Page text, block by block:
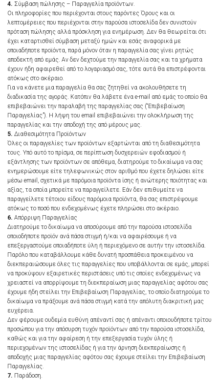
4. Σύμβαση πώλησης – Παραγγελία προϊόντων.
Οι πληροφορίες που περιέχονται στους παρόντες Όρους και οι
λεπτομέρειες που περιέχονται στην παρούσα ιστοσελίδα δεν συνιστούν
πρόταση πώλησης αλλά πρόσκληση για ενημέρωση. Δεν θα θεωρείται ότι
έχει καταρτισθεί σύμβαση μεταξύ ημών και εσάς αναφορικά με
οποιαδήποτε προϊόντα, παρά μόνον όταν η παραγγελία σας γίνει ρητώς
αποδεκτή από εμάς. Αν δεν δεχτούμε την παραγγελία σας και τα χρήματα
έχουν ήδη αφαιρεθεί από το λογαριασμό σας, τότε αυτά θα επιστρέφονται
ατόκως στο ακέραιο.
Για να κάνετε μια παραγγελία θα σας ζητηθεί να ακολουθήσετε τη
διαδικασία της αγοράς. Κατόπιν θα λάβετε ένα e-mail από εμάς το οποίο θα
επιβεβαιώνει την παραλαβή της παραγγελίας σας (“Επιβεβαίωση
Παραγγελίας”). Η λήψη του email επιβεβαιώνει την ολοκλήρωση της
παραγγελίας και την αποδοχή της από μέρους μας.
5. Διαθεσιμότητα Προϊόντων
Όλες οι παραγγελίες των προϊόντων εξαρτώνται από τη διαθεσιμότητα
τους. Υπό αυτό το πρίσμα, σε περίπτωση δυσχερειών εφοδιασμού ή
εξάντλησης των προϊόντων σε απόθεμα, διατηρούμε το δικαίωμα να σας
ενημερώσουμε είτε τηλεφωνικώς στον αριθμό που έχετε δηλώσει είτε
μέσω email, σχετικά με παρόμοια προϊόντα ίσης ή ανώτερης ποιότητας και
αξίας, τα οποία μπορείτε να παραγγείλετε. Εάν δεν επιθυμείτε να
παραγγείλετε τέτοιου είδους παρόμοια προϊόντα, θα σας επιστρέψουμε
ατόκως το ποσό που ενδεχομένως έχετε πληρώσει στο ακέραιο.
6. Απόρριψη Παραγγελίας
Διατηρούμε το δικαίωμα να αποσύρουμε από την παρούσα ιστοσελίδα
οποιοδήποτε προϊόν ανά πάσα στιγμή ή/και να αφαιρέσουμε ή να
επεξεργαστούμε οποιαδήποτε ύλη ή περιεχόμενο σε αυτήν την ιστοσελίδα.
Παρόλο που καταβάλλουμε κάθε δυνατή προσπάθεια προκειμένου να
διεκπεραιώσουμε όλες τις παραγγελίες που υποβάλλονται σε εμάς, μπορεί
να προκύψουν εξαιρετικές περιστάσεις υπό τις οποίες ενδεχομένως να
χρειαστεί να απορρίψουμε τη διεκπεραίωση μιας παραγγελίας αφότου σας
έχουμε ήδη στείλει την Επιβεβαίωση Παραγγελίας, το οποίο διατηρούμε το
δικαίωμα να πράξουμε ανά πάσα στιγμή κατά την απόλυτη διακριτική μας
ευχέρεια.
Δεν φέρουμε ουδεμία ευθύνη απέναντί σας ή απέναντι οποιουδήποτε τρίτου
προσώπου για την απόσυρση τυχόν προϊόντων από την παρούσα ιστοσελίδα,
καθώς και για την αφαίρεση ή την επεξεργασία τυχόν ύλης ή
περιεχομένων της ιστοσελίδας ή για την άρνηση διεκπεραίωσης ή
αποδοχής μιας παραγγελίας αφότου σας έχουμε στείλει την Επιβεβαίωση
Παραγγελίας.
7. Παράδοση.